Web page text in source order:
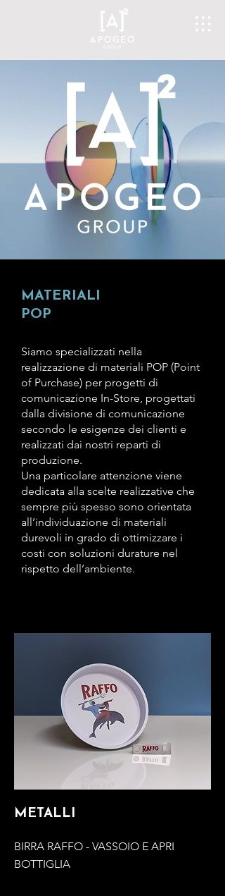
MATERIALI
POP
Siamo specializzati nella
realizzazione di materiali POP (Point
of Purchase) per progetti di
comunicazione In-Store, progettati
dalla divisione di comunicazione
secondo le esigenze dei clienti e
realizzati dai nostri reparti di
produzione.
Una particolare attenzione viene
dedicata alla scelte realizzative che
sempre più spesso sono orientata
all’individuazione di materiali
durevoli in grado di ottimizzare i
costi con soluzioni durature nel
rispetto dell’ambiente.
METALLI
BIRRA RAFFO - VASSOIO E APRI
BOTTIGLIA